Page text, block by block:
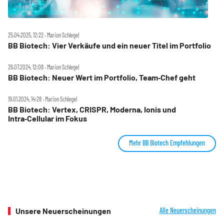
25.04.2025, 12:22 ‧ Marion Schlegel
BB Biotech: Vier Verkäufe und ein neuer Titel im Portfolio
26.07.2024, 12:08 ‧ Marion Schlegel
BB Biotech: Neuer Wert im Portfolio, Team‑Chef geht
19.01.2024, 14:28 ‧ Marion Schlegel
BB Biotech: Vertex, CRISPR, Moderna, Ionis und
Intra‑Cellular im Fokus
Mehr BB Biotech Empfehlungen
Unsere Neuerscheinungen Alle Neuerscheinungen